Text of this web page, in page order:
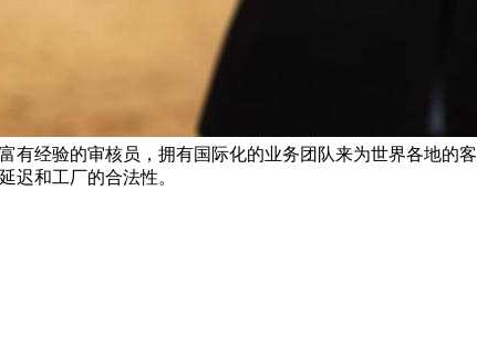
经验的审核员，拥有国际化的业务团队来为世界各地的
迟和工厂的合法性。